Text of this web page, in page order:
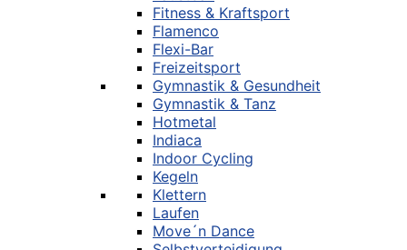
Fitness & Kraftsport
Flamenco
Flexi-Bar
Freizeitsport
Gymnastik & Gesundheit
Gymnastik & Tanz
Hotmetal
Indiaca
Indoor Cycling
Kegeln
Klettern
Laufen
Move´n Dance